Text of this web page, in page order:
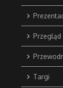
Przegląd
Targi